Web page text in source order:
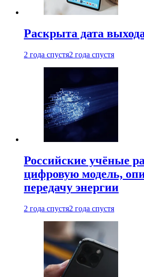
Раскрыта дата
2 года спустя2 года спустя
Российские учёные
цифровую модель,
передачу энергии
2 года спустя2 года спустя